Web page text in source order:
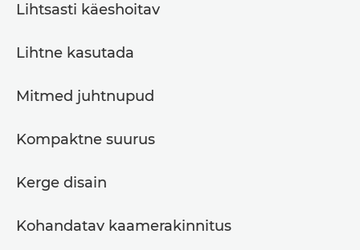
Lihtsasti käeshoitav
Lihtne kasutada
Mitmed juhtnupud
Kompaktne suurus
Kerge disain
Kohandatav kaamerakinnitus